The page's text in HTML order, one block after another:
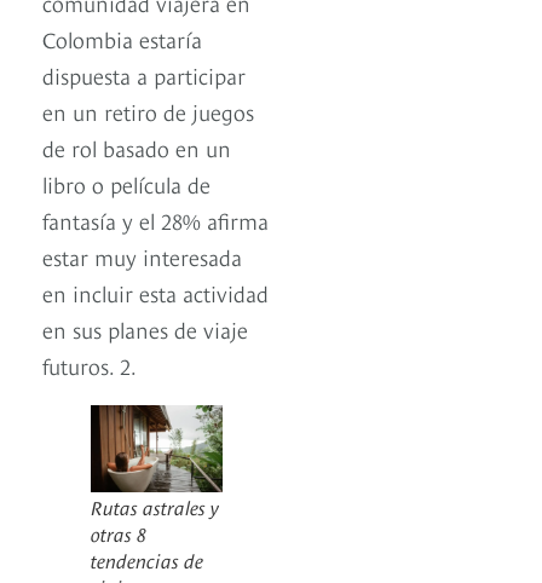
Colombia estaría
dispuesta a participar
en un retiro de juegos
de rol basado en un
libro o película de
fantasía y el 28% afirma
estar muy interesada
en incluir esta actividad
en sus planes de viaje
futuros. 2.
Rutas astrales y
otras 8
tendencias de